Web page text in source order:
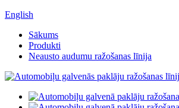
English
Sākums
Produkti
Neausto audumu ražošanas līnija